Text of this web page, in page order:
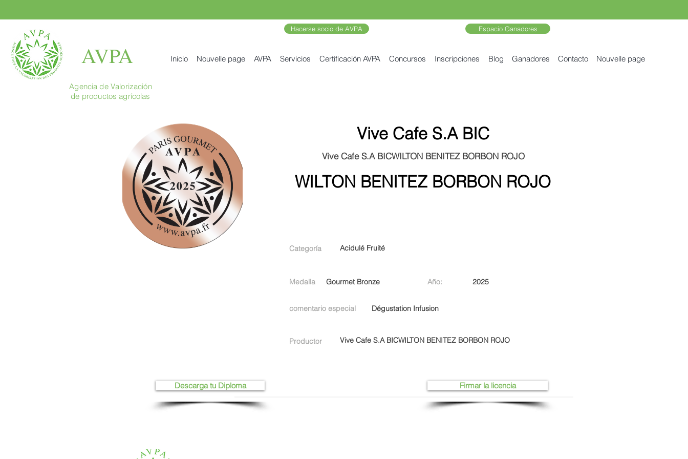
AVPA
Hacerse socio de AVPA Espacio Ganadores
Inicio Nouvelle page AVPA Servicios Certificación AVPA Concursos Inscripciones Blog Ganadores Contacto Nouvelle page
Agencia de Valorización
de productos agrícolas
Vive Cafe S.A BIC
Vive Cafe S.A BICWILTON BENITEZ BORBON ROJO
WILTON BENITEZ BORBON ROJO
Categoría Acidulé Fruité
Medalla Gourmet Bronze Año: 2025
comentario especial Dégustation Infusion
Productor Vive Cafe S.A BICWILTON BENITEZ BORBON ROJO
Firmar la licencia
Descarga tu Diploma